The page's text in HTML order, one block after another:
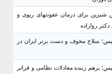
برای درمان عفونتهای ریوی و
روازاده
سلاح مخوف و دست برتر ایران در
برهم زننده معادلات نظامی و فراتر